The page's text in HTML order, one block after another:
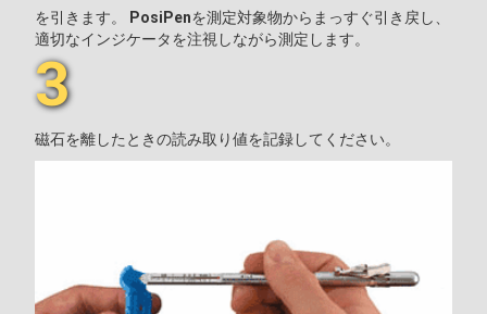
を引きます。 PosiPenを測定対象物からまっすぐ引き戻し、
適切なインジケータを注視しながら測定します。
3
磁石を離したときの読み取り値を記録してください。